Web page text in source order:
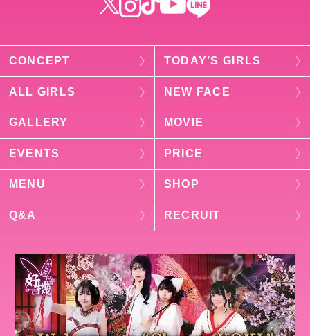
CONCEPT TODAY’S GIRLS
ALL GIRLS NEW FACE
GALLERY MOVIE
EVENTS PRICE
MENU SHOP
Q&A RECRUIT